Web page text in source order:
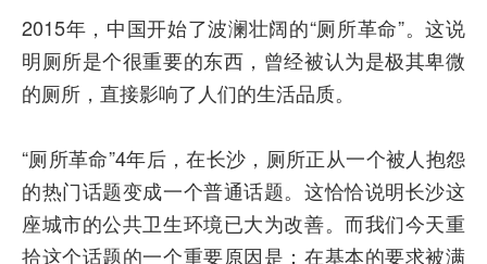
2015年，中国开始了波澜壮阔的“厕所革命”。这说
明厕所是个很重要的东西，曾经被认为是极其卑微
的厕所，直接影响了人们的生活品质。
“厕所革命”4年后，在长沙，厕所正从一个被人抱怨
的热门话题变成一个普通话题。这恰恰说明长沙这
座城市的公共卫生环境已大为改善。而我们今天重
拾这个话题的一个重要原因是：在基本的要求被满